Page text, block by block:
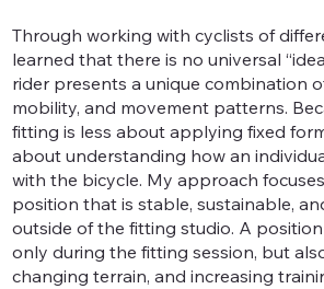
Through working with cyclists of
learned that there is no universal
rider presents a unique combination
mobility, and movement patterns.
fitting is less about applying fixed
about understanding how an
with the bicycle. My approach
position that is stable, sustainable,
outside of the fitting studio. A
only during the fitting session, but
changing terrain, and increasing